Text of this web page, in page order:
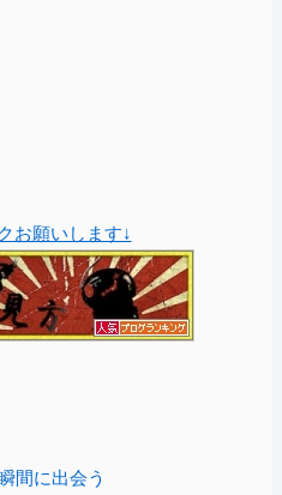
お願いします↓
間に出会う